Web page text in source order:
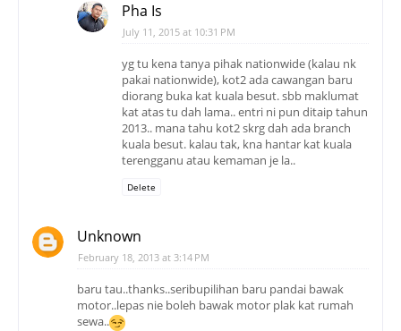
Pha Is
July 11, 2015 at 10:31 PM
yg tu kena tanya pihak nationwide (kalau nk
pakai nationwide), kot2 ada cawangan baru
diorang buka kat kuala besut. sbb maklumat
kat atas tu dah lama.. entri ni pun ditaip tahun
2013.. mana tahu kot2 skrg dah ada branch
kuala besut. kalau tak, kna hantar kat kuala
terengganu atau kemaman je la..
Delete
Unknown
February 18, 2013 at 3:14 PM
baru tau..thanks..seribupilihan baru pandai bawak
motor..lepas nie boleh bawak motor plak kat rumah
sewa..